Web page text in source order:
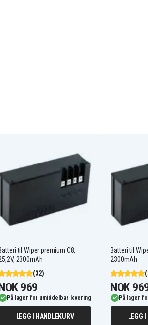
Batteri til Wiper premium C8,
2300mAh
(32)
969
På lager for umiddelbar levering
LEGG I HANDLEKURV
Batteri til
2300mAh
NOK
På lager
LEGG